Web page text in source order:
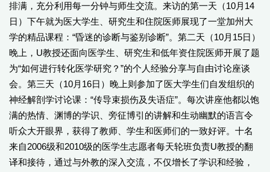
排满，充分利用每一分钟与师生交流。来访的第一天（10月14
日）下午就为医大学生、研究生和住院医师展现了一堂加州大
学的精品课程：“昏迷的诊断与鉴别诊断”。第二天（10月15日）
晚上，U教授还面向医学生、研究生和低年资住院医师开展了题
为“如何进行转化医学研究？”的个人经验分享与自由讨论座谈
会。第三天（10月16日）晚上则参加了医大学生们自发组织的
神经解剖学讨论课：“传导束损伤及失语症”。每次讲座他都以饱
满的热情、渊博的学识、旁征博引的讲解和生动幽默的语言令
听众大开眼界，获得了教师、学生和医师们的一致好评。十名
来自2006级和2010级的医学生志愿者每天轮班负责U教授的翻
译和接待，通过与外教的深入交流，不仅增长了学识和经验，